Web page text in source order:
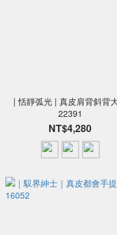
| 恬靜弧光 | 真皮肩背斜背
22391
NT$4,280